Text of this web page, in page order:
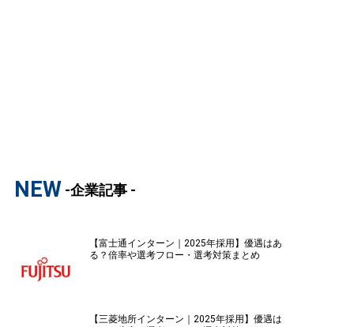
NEW -企業記事 -
【富士通インターン｜2025年採用】優遇はあ
る？倍率や選考フロー・選考対策まとめ
【三菱地所インターン｜2025年採用】優遇は